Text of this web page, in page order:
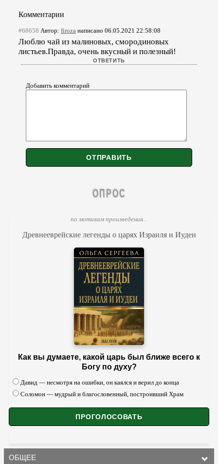
Комментарии
#68658 Автор: firoza написано 06.05.2021 22:58:08
Люблю чай из малиновых, смородиновых
листьев.Правда, очень вкусный и полезный!
Добавить комментарий
ОПРОС
по мотивам произведения...
Древнееврейские легенды о царях Израиля и Иудеи
Как вы думаете, какой царь был ближе всего к
Богу по духу?
Давид — несмотря на ошибки, он каялся и верил до конца
Соломон — мудрый и благословенный, построивший Храм
ОБЩЕЕ